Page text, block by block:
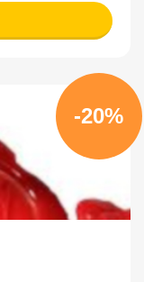
-20%